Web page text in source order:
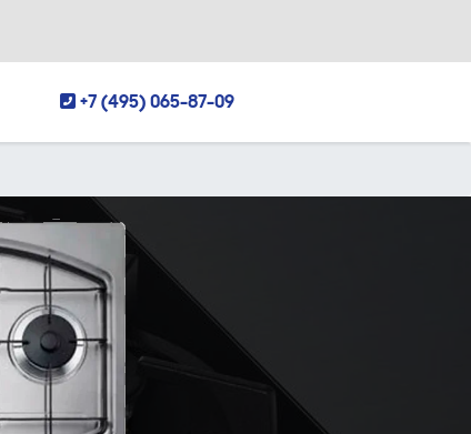
+7 (495) 065-87-09